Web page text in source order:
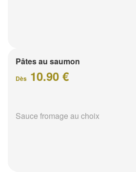
Pâtes au saumon
Dès 10.90 €
Sauce fromage au choix